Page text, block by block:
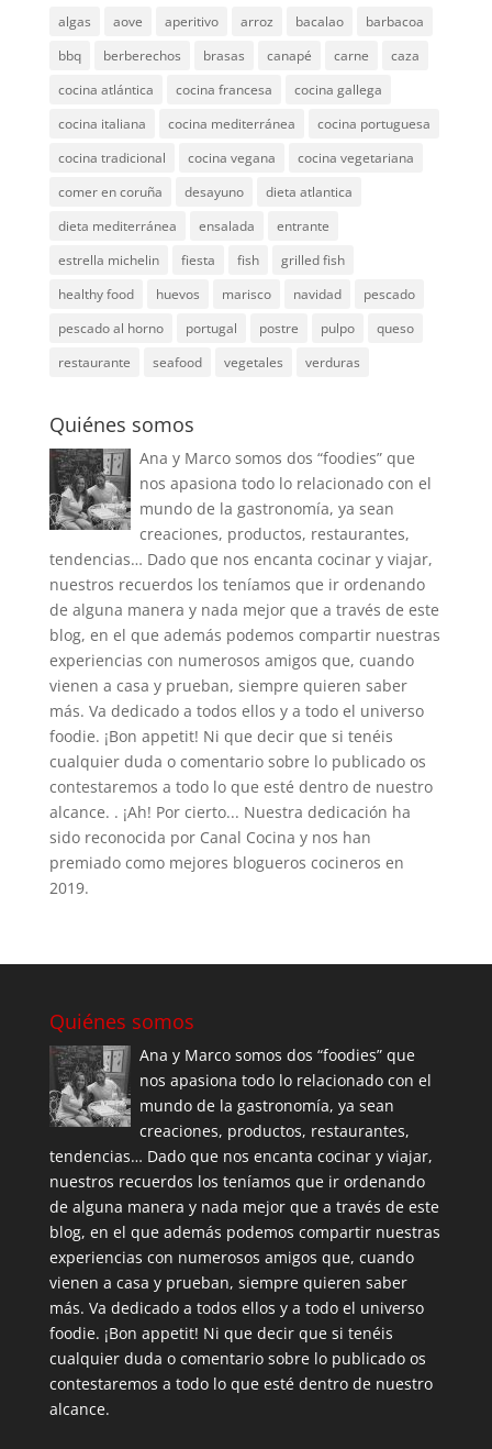
algas aove aperitivo arroz bacalao
barbacoa
bbq
berberechos brasas canapé carne
caza
cocina atlántica
cocina francesa
cocina gallega
cocina italiana
cocina mediterránea
cocina portuguesa
cocina tradicional
cocina vegana
cocina vegetariana
comer en coruña
desayuno
dieta atlantica
dieta mediterránea
ensalada
entrante
estrella michelin
fiesta fish
grilled fish
healthy food
huevos marisco navidad
pescado
pescado al horno
portugal postre pulpo
queso
restaurante
seafood vegetales verduras
Quiénes somos
Ana y Marco somos dos “foodies” que
nos apasiona todo lo relacionado con el
mundo de la gastronomía, ya sean
creaciones, productos, restaurantes,
tendencias… Dado que nos encanta cocinar y viajar,
nuestros recuerdos los teníamos que ir ordenando
de alguna manera y nada mejor que a través de este
blog, en el que además podemos compartir nuestras
experiencias con numerosos amigos que, cuando
vienen a casa y prueban, siempre quieren saber
más. Va dedicado a todos ellos y a todo el universo
foodie. ¡Bon appetit! Ni que decir que si tenéis
cualquier duda o comentario sobre lo publicado os
contestaremos a todo lo que esté dentro de nuestro
alcance. . ¡Ah! Por cierto... Nuestra dedicación ha
sido reconocida por Canal Cocina y nos han
premiado como mejores blogueros cocineros en
2019.
Quiénes somos
Ana y Marco somos dos “foodies” que
nos apasiona todo lo relacionado con el
mundo de la gastronomía, ya sean
creaciones, productos, restaurantes,
tendencias… Dado que nos encanta cocinar y viajar,
nuestros recuerdos los teníamos que ir ordenando
de alguna manera y nada mejor que a través de este
blog, en el que además podemos compartir nuestras
experiencias con numerosos amigos que, cuando
vienen a casa y prueban, siempre quieren saber
más. Va dedicado a todos ellos y a todo el universo
foodie. ¡Bon appetit! Ni que decir que si tenéis
cualquier duda o comentario sobre lo publicado os
contestaremos a todo lo que esté dentro de nuestro
alcance.